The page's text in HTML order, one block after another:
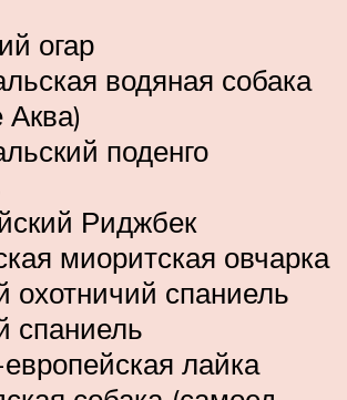
огар
водяная собака
Аква)
поденго
Риджбек
миоритская овчарка
охотничий спаниель
спаниель
лайка